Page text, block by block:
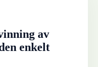
av
enkelt